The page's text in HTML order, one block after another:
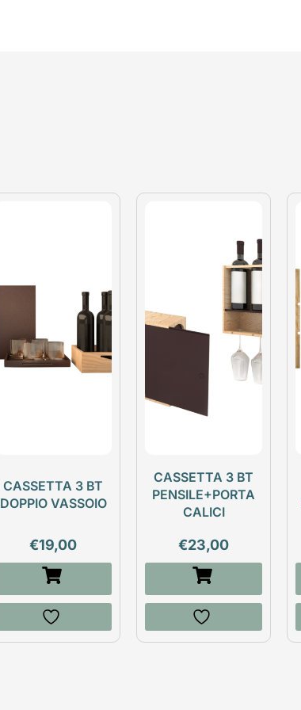
CASSETTA 3 BT
DOPPIO VASSOIO
€19,00
CASSETTA 3 BT
PENSILE+PORTA
CALICI
€23,00